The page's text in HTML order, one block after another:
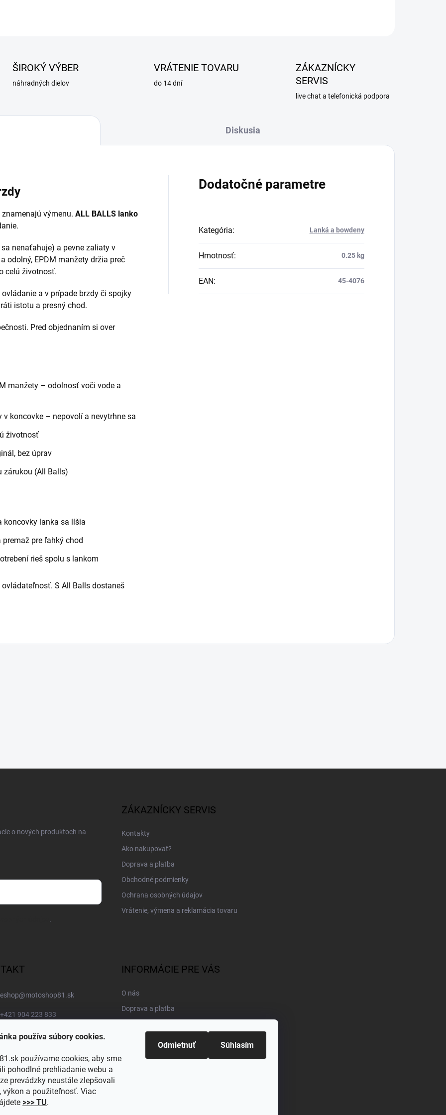
používa súbory cookies.
používame cookies, aby sme
pohodlné prehliadanie webu a
prevádzky neustále zlepšovali
výkon a použiteľnosť. Viac
>>> TU.
Odmietnuť Súhlasím
ŠIROKÝ VÝBER
náhradných dielov
VRÁTENIE TOVARU
do 14 dní
ZÁKAZNÍCKY
SERVIS
live chat a telefonická podpora
Diskusia
výmenu. ALL BALLS lanko
nenaťahuje) a pevne zaliaty v
odolný, EPDM manžety držia preč
celú životnosť.
a v prípade brzdy či spojky
istotu a presný chod.
Pred objednaním si over
manžety – odolnosť voči vode a
koncovke – nepovolí a nevytrhne sa
životnosť
bez úprav
zárukou (All Balls)
koncovky lanka sa líšia
pre ľahký chod
rieš spolu s lankom
S All Balls dostaneš
Dodatočné parametre
Kategória: Lanká a bowdeny
Hmotnosť: 0.25 kg
EAN: 45-4076
o nových produktoch na
.
ZÁKAZNÍCKY SERVIS
Kontakty
Ako nakupovať?
Doprava a platba
Obchodné podmienky
Ochrana osobných údajov
Vrátenie, výmena a reklamácia tovaru
eshop@motoshop81.sk
+421 904 223 833
MOTOSHOP81
https://www.youtube.com/@motoshop81
@motoshop81
INFORMÁCIE PRE VÁS
O nás
Doprava a platba